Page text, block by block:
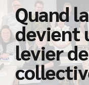
Quand
devient
levier